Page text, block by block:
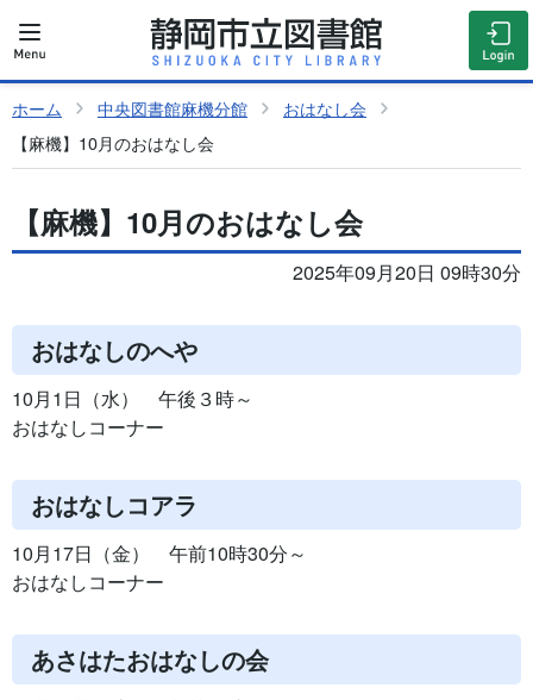
ホーム 中央図書館麻機分館
おはなし会
【麻機】10月のおはなし会
【麻機】10月のおはなし会
2025年09月20日 09時30分
おはなしのへや
10月1日（水） 午後３時～
おはなしコーナー
おはなしコアラ
10月17日（金） 午前10時30分～
おはなしコーナー
あさはたおはなしの会